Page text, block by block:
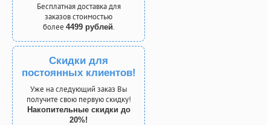
Бесплатная доставка для
заказов стоимостью
более 4499 рублей.
Скидки для
постоянных клиентов!
Уже на следующий заказ Вы
получите свою первую скидку!
Накопительные скидки до
20%!